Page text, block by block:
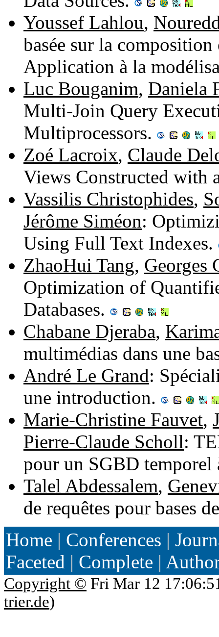
Youssef Lahlou,
basée sur la
Application à la
Luc Bouganim, Daniela
Multi-Join Query
Multiprocessors.
Zoé Lacroix, Claude
Views Constructed with
Vassilis Christophides,
Jérôme Siméon:
Using Full Text Indexes.
ZhaoHui Tang, Georges
Optimization of
Databases.
Chabane Djeraba,
multimédias dans une
André Le Grand:
une introduction.
Marie-Christine Fauvet,
Pierre-Claude Scholl:
pour un SGBD
Talel Abdessalem,
de requêtes pour bases
Home | Conferences |
Faceted | Complete |
Copyright © Fri Mar 12
trier.de)